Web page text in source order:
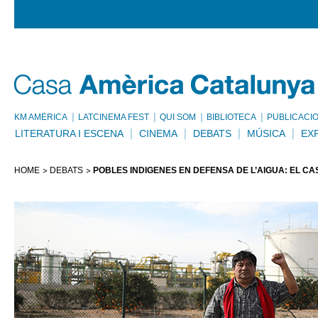
KM AMÈRICA LATCINEMA FEST QUI SOM BIBLIOTECA
LITERATURA I ESCENA CINEMA DEBATS MÚSICA
HOME DEBATS POBLES INDÍGENES EN DEFENSA DE L’AIGUA: EL